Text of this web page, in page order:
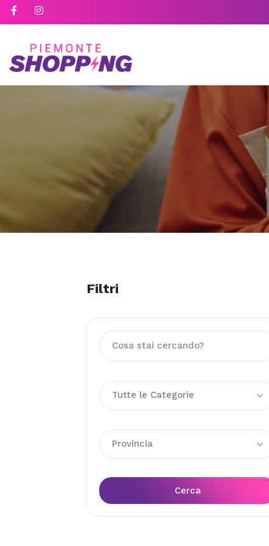
Filtri
Tutte le Categorie
Provincia
Cerca